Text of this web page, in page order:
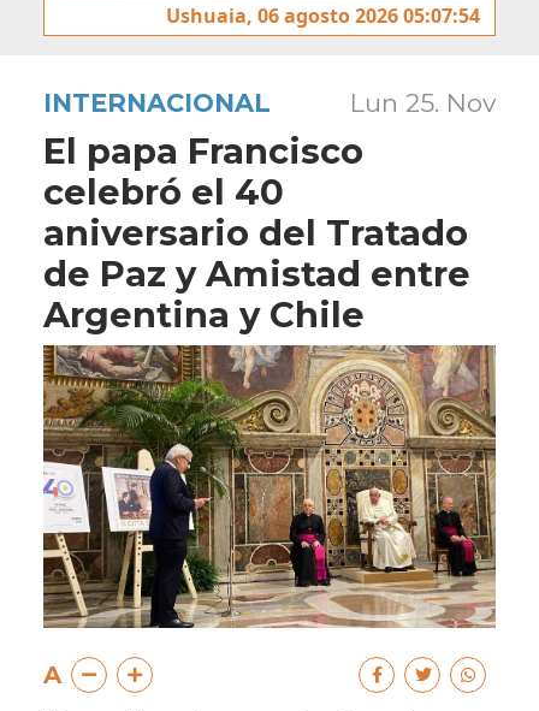
Ushuaia, 06 agosto 2026 05:07:54
INTERNACIONAL Lun 25. Nov
El papa Francisco
celebró el 40
aniversario del Tratado
de Paz y Amistad entre
Argentina y Chile
A